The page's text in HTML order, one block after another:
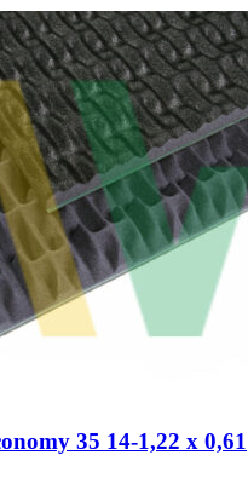
35 14-1,22 x 0,61